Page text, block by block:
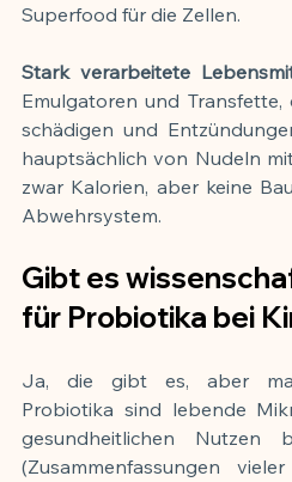
Superfood für die Zellen.
Stark verarbeitete
Emulgatoren und
schädigen und
hauptsächlich von Nudeln
zwar Kalorien, aber keine
Abwehrsystem.
Gibt es
für Probiotika bei
Ja, die gibt es, aber
Probiotika sind lebende
gesundheitlichen Nutzen
(Zusammenfassungen